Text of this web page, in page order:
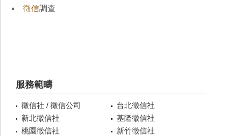
徵信調查
服務範疇
徵信社 / 徵信公司
台北徵信社
新北徵信社
基隆徵信社
桃園徵信社
新竹徵信社